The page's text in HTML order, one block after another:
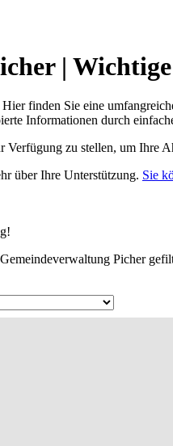
|
finden Sie eine
Informationen durch
zu stellen, um Ihre
über Ihre Unterstützung. Sie
Picher